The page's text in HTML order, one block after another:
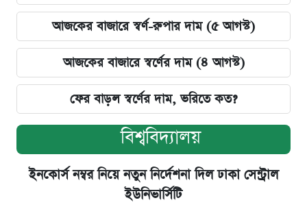
আজকের বাজারে স্বর্ণ-রুপার দাম (৫ আগস্ট)
আজকের বাজারে স্বর্ণের দাম (৪ আগস্ট)
ফের বাড়ল স্বর্ণের দাম, ভরিতে কত?
বিশ্ববিদ্যালয়
ইনকোর্স নম্বর নিয়ে নতুন নির্দেশনা দিল ঢাকা সেন্ট্রাল
ইউনিভার্সিটি